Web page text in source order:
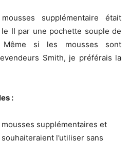
supplémentaire était
II par une pochette souple de
Même si les mousses sont
Smith, je préférais la
:
supplémentaires et
l’utiliser sans